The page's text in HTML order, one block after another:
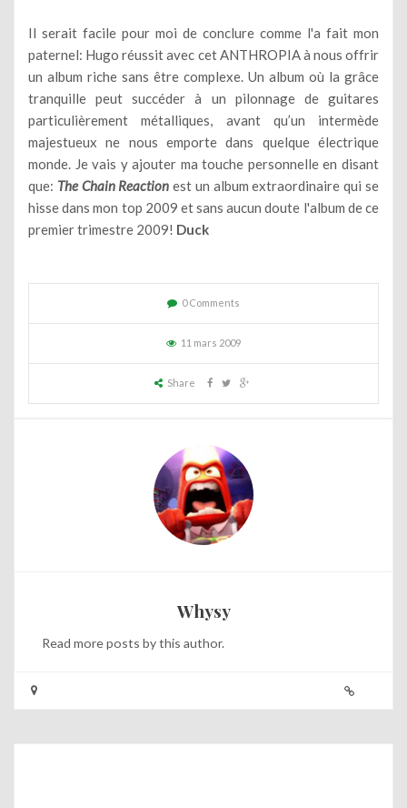
Il serait facile pour moi de conclure comme l'a fait mon
paternel: Hugo réussit avec cet ANTHROPIA à nous offrir
un album riche sans être complexe. Un album où la grâce
tranquille peut succéder à un pilonnage de guitares
particulièrement métalliques, avant qu’un intermède
majestueux ne nous emporte dans quelque électrique
monde. Je vais y ajouter ma touche personnelle en disant
que: The Chain Reaction est un album extraordinaire qui se
hisse dans mon top 2009 et sans aucun doute l'album de ce
premier trimestre 2009! Duck
0 Comments
11 mars 2009
Share
Whysy
Read more posts by this author.